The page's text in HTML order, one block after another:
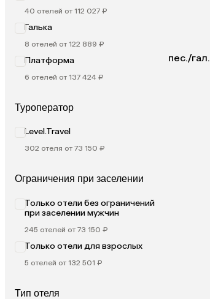
40 отелей от 112 027 ₽
Галька
8 отелей от 122 889 ₽
Платформа
6 отелей от 137 424 ₽
Туроператор
Level.Travel
302 отеля от 73 150 ₽
Ограничения при заселении
Только отели без ограничений
при заселении мужчин
245 отелей от 73 150 ₽
Только отели для взрослых
5 отелей от 132 501 ₽
Тип отеля
пес./гал.